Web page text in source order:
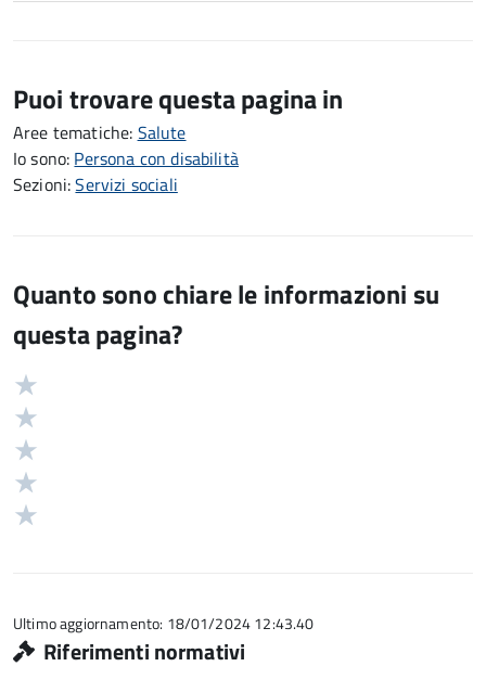
Puoi trovare questa pagina in
Aree tematiche: Salute
Io sono: Persona con disabilità
Sezioni:Servizi sociali
Quanto sono chiare le informazioni su
questa pagina?
Valutazione
5
Ultimo aggiornamento: 18/01/2024 12:43.40
Riferimenti normativi